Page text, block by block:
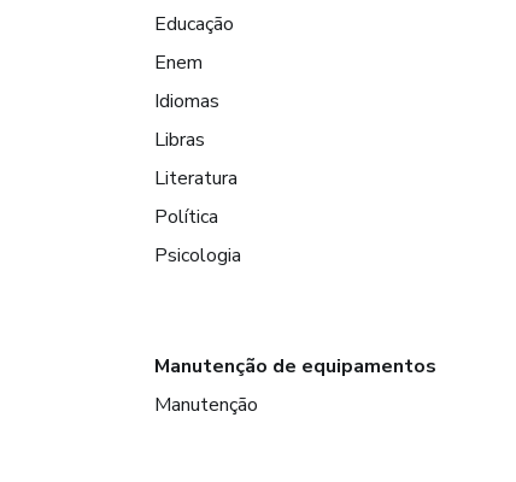
Educação
Enem
Idiomas
Libras
Literatura
Política
Psicologia
Manutenção de equipamentos
Manutenção